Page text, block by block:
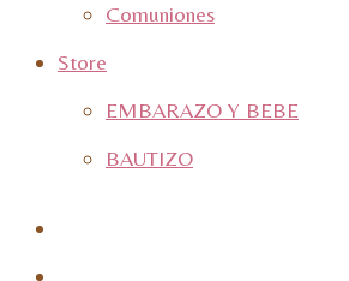
Comuniones
Store
EMBARAZO Y BEBE
BAUTIZO